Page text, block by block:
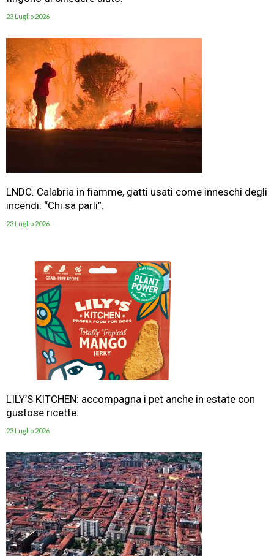
23 Luglio 2026
LNDC. Calabria in fiamme, gatti usati come inneschi degli
incendi: “Chi sa parli”.
23 Luglio 2026
LILY’S KITCHEN: accompagna i pet anche in estate con
gustose ricette.
23 Luglio 2026